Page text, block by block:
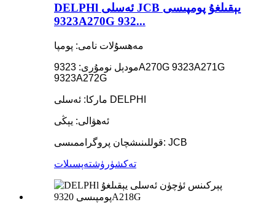
DELPHl ئەسلى JCB يېقىلغۇ پومپىسى
9323A270G 932...
مەھسۇلات نامى: پومپا
مودېل نومۇرى: 9323A270G 9323A271G
9323A272G
ماركا: ئەسلى DELPHI
ئەھۋالى: يېڭى
قوللىنىشچان پروگراممىسى: JCB
تەكشۈرۈشتەپسىلات